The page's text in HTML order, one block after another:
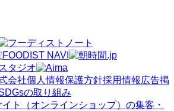
会社個人情報保護方針採用情報 広告掲
の取り組み
ト（オンラインショップ）の集客・